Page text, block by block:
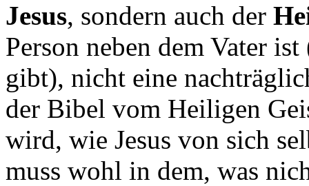
Jesus, sondern auch der
Person neben dem Vater
gibt), nicht eine
der Bibel vom Heiligen
wird, wie Jesus von sich
muss wohl in dem, was